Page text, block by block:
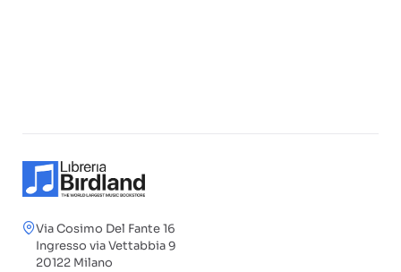
Via Cosimo Del Fante 16
Ingresso via Vettabbia 9
20122 Milano